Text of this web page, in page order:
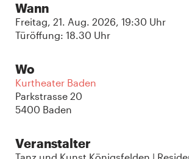
Wann
Freitag, 21. Aug. 2026, 19:30 Uhr
Türöffung: 18.30 Uhr
Wo
Kurtheater Baden
Parkstrasse 20
5400 Baden
Veranstalter